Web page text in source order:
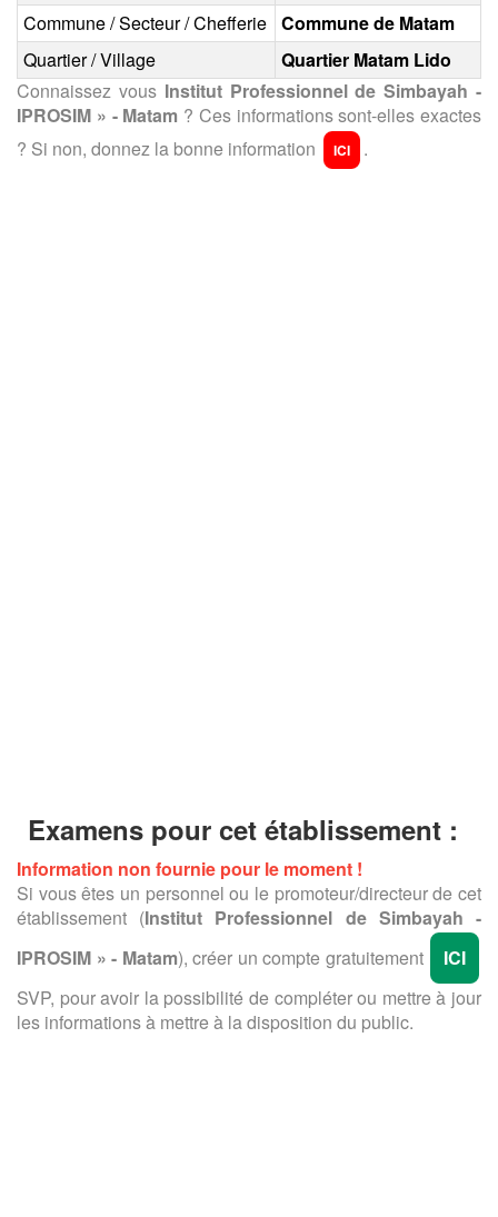
Commune / Secteur / Chefferie Commune de Matam
Quartier / Village
Quartier Matam Lido
Connaissez vous Institut Professionnel de Simbayah -
IPROSIM » - Matam ? Ces informations sont-elles exactes
? Si non, donnez la bonne information
ICI .
Examens pour cet établissement :
Information non fournie pour le moment !
Si vous êtes un personnel ou le promoteur/directeur de cet
établissement (Institut Professionnel de Simbayah -
IPROSIM » - Matam), créer un compte gratuitement
ICI
SVP, pour avoir la possibilité de compléter ou mettre à jour
les informations à mettre à la disposition du public.